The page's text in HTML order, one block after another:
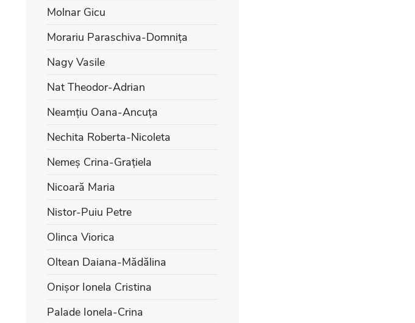
Molnar Gicu
Morariu Paraschiva-Domnița
Nagy Vasile
Nat Theodor-Adrian
Neamțiu Oana-Ancuța
Nechita Roberta-Nicoleta
Nemeș Crina-Grațiela
Nicoară Maria
Nistor-Puiu Petre
Olinca Viorica
Oltean Daiana-Mădălina
Onișor Ionela Cristina
Palade Ionela-Crina